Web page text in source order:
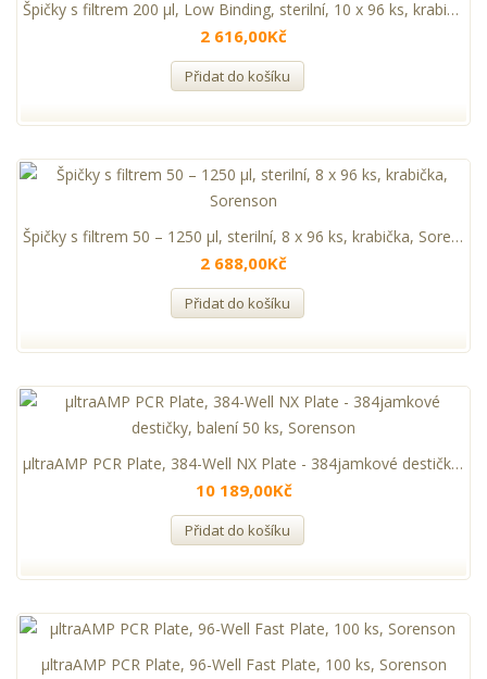
Špičky s filtrem 200 µl, Low Binding, sterilní, 10 x 96 ks, krabička, Sorenson
2 616,00Kč
Přidat do košíku
Špičky s filtrem 50 – 1250 µl, sterilní, 8 x 96 ks, krabička, Sorenson
2 688,00Kč
Přidat do košíku
µltraAMP PCR Plate, 384-Well NX Plate - 384jamkové destičky, balení 50 ks, Sorenson
10 189,00Kč
Přidat do košíku
µltraAMP PCR Plate, 96-Well Fast Plate, 100 ks, Sorenson